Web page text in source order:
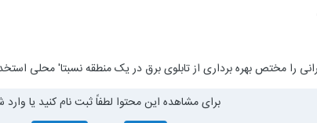
را مختص بهره برداری از تابلوی برق در یک منطقه نسبتا' محلی
برای مشاهده این محتوا لطفاً ثبت نام کنید یا وارد